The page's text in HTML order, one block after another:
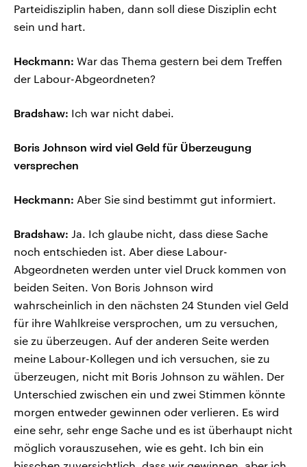
Parteidisziplin haben, dann soll diese Disziplin echt
sein und hart.
Heckmann: War das Thema gestern bei dem Treffen
der Labour-Abgeordneten?
Bradshaw: Ich war nicht dabei.
Boris Johnson wird viel Geld für Überzeugung
versprechen
Heckmann: Aber Sie sind bestimmt gut informiert.
Bradshaw: Ja. Ich glaube nicht, dass diese Sache
noch entschieden ist. Aber diese Labour-
Abgeordneten werden unter viel Druck kommen von
beiden Seiten. Von Boris Johnson wird
wahrscheinlich in den nächsten 24 Stunden viel Geld
für ihre Wahlkreise versprochen, um zu versuchen,
sie zu überzeugen. Auf der anderen Seite werden
meine Labour-Kollegen und ich versuchen, sie zu
überzeugen, nicht mit Boris Johnson zu wählen. Der
Unterschied zwischen ein und zwei Stimmen könnte
morgen entweder gewinnen oder verlieren. Es wird
eine sehr, sehr enge Sache und es ist überhaupt nicht
möglich vorauszusehen, wie es geht. Ich bin ein